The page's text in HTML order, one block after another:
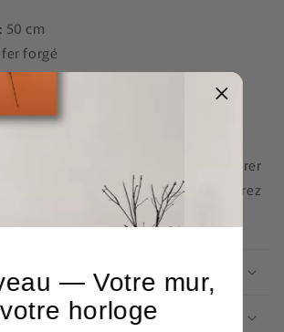
: 50 cm
forgé
antirouille et anti UV
renforcé et silencieux
ans
denrée précieuse, et pouvoir le mesurer
qu'il ne faut pas négliger. Découvrez
d'
horloges industrielles
— Votre mur,
votre horloge